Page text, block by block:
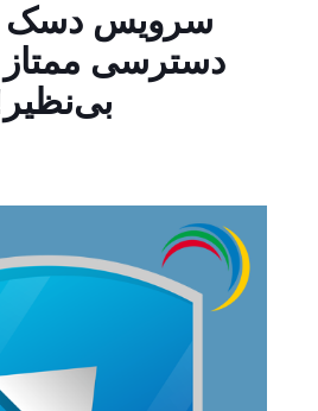
سرویس دسک
دسترسی ممتاز